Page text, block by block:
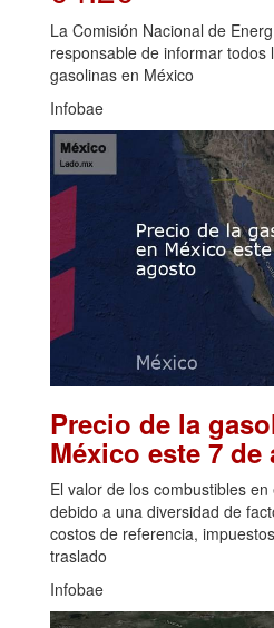
La Comisión Nacional de
responsable de informar
gasolinas en México
Infobae
Precio de la
México este 7 de
El valor de los combustibles
debido a una diversidad de
costos de referencia,
traslado
Infobae